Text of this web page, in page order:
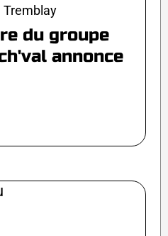
du groupe
annonce